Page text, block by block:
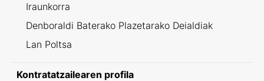
Iraunkorra
Denboraldi Baterako Plazetarako Deialdiak
Lan Poltsa
Kontratatzailearen profila